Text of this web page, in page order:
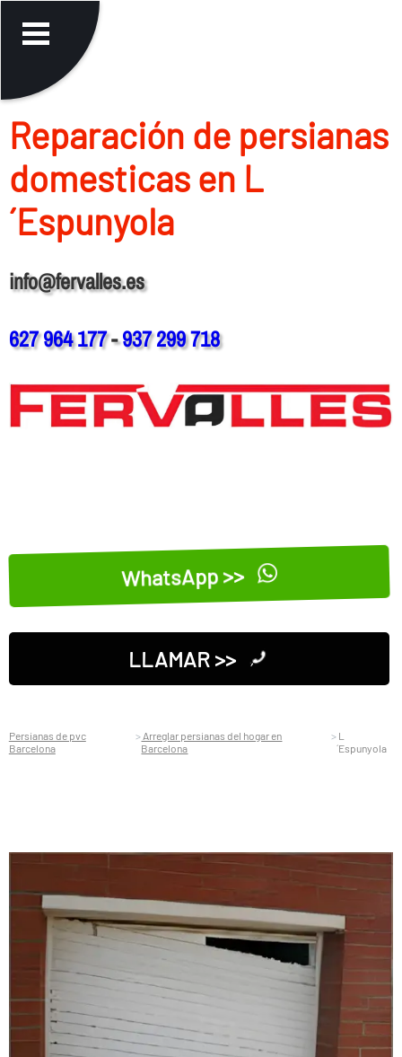
Reparación de persianas
domesticas en L
´Espunyola
info@fervalles.es
627 964 177-937 299 718
WhatsApp >>
LLAMAR >>
Persianas de pvc
Barcelona
Arreglar persianas del hogar en
Barcelona
L
´Espunyola